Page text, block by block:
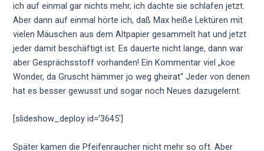
ich auf einmal gar nichts mehr, ich dachte sie schlafen jetzt.
Aber dann auf einmal hörte ich, daß Max heiße Lektüren mit
vielen Mäuschen aus dem Altpapier gesammelt hat und jetzt
jeder damit beschäftigt ist. Es dauerte nicht lange, dann war
aber Gesprächsstoff vorhanden! Ein Kommentar viel „koe
Wonder, da Gruscht hämmer jo weg gheirat“ Jeder von denen
hat es besser gewusst und sogar noch Neues dazugelernt.
[slideshow_deploy id=’3645′]
Später kamen die Pfeifenraucher nicht mehr so oft. Aber